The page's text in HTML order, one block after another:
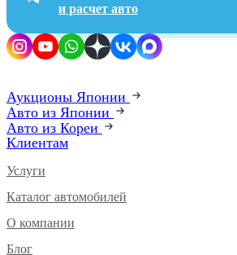
и расчет авто
Аукционы Японии
Авто из Японии
Авто из Кореи
Клиентам
Услуги
Каталог автомобилей
О компании
Блог